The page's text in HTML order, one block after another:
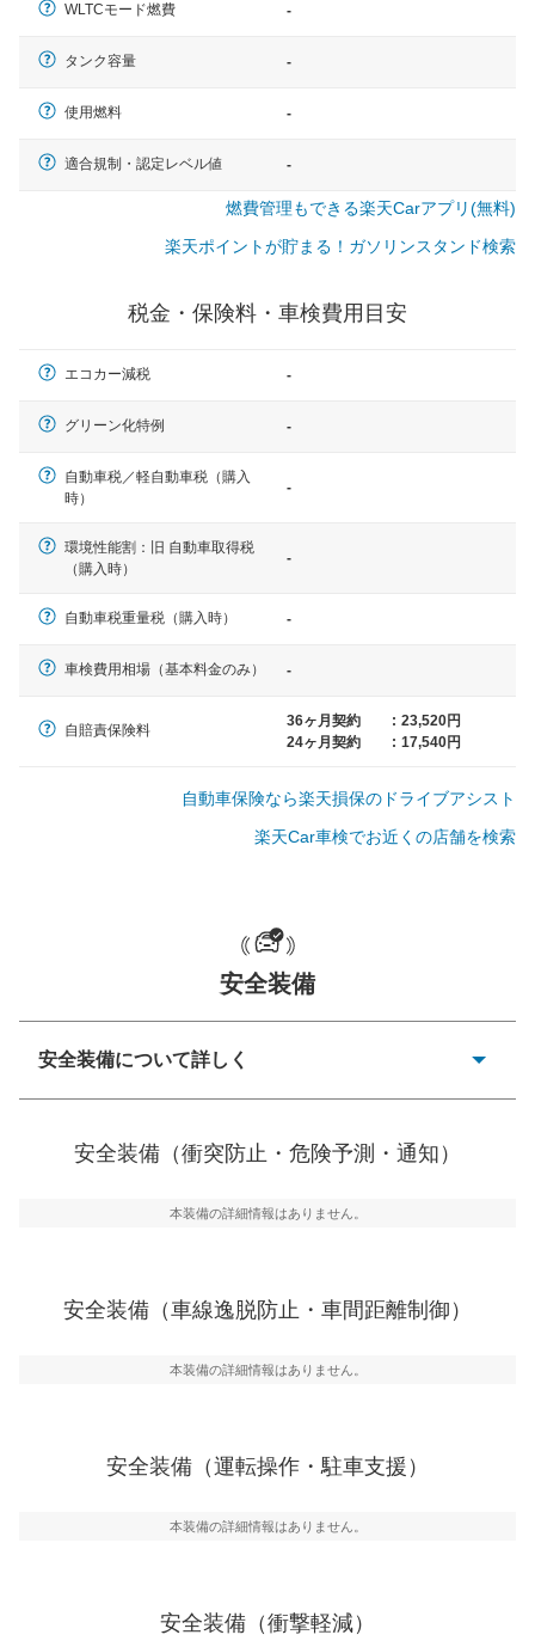
ノア、セレナ、プリウス、カロー
大型車
スター、ハイエースワゴン、デリ
一般的な荷物のサイズの目安
WLTCモード燃費 -
タンク容量 -
使用燃料 -
適合規制・認定レベル値 -
燃費管理もできる楽天Carアプリ(無料)
楽天ポイントが貯まる！ガソリンスタンド検索
税金・保険料・車検費用目安
エコカー減税 -
グリーン化特例 -
自動車税／軽自動車税（購入
時）
-
環境性能割：旧 自動車取得税
（購入時）
-
自動車税重量税（購入時） -
車検費用相場（基本料金のみ） -
自賠責保険料
36ヶ月契約 : 23,520円
24ヶ月契約
: 17,540円
自動車保険なら楽天損保のドライブアシスト
楽天Car車検でお近くの店舗を検索
安全装備
安全装備について詳しく
ーキアシスト、ABSなどが装備されています。
車線逸脱防止
車線のはみだしやふらつきを防止するためにレーンキー
運転・駐車支援
グ・アシストやサイドブラインドモニターなどが装備さ
万が一車体が衝撃を受けたときに、運転者・同乗者を守
るSRSエアバッグシステム、プリテンショナーシートベ
安全装備（衝突防止・危険予測・通知）
本装備の詳細情報はありません。
安全装備（車線逸脱防止・車間距離制御）
本装備の詳細情報はありません。
安全装備（運転操作・駐車支援）
本装備の詳細情報はありません。
安全装備（衝撃軽減）